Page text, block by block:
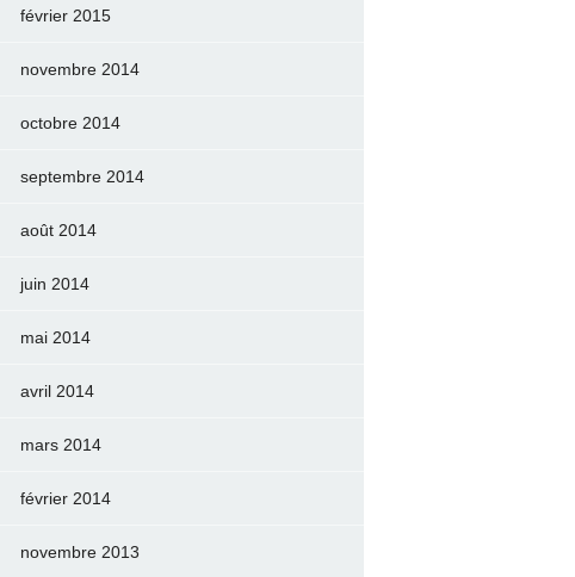
février 2015
novembre 2014
octobre 2014
septembre 2014
août 2014
juin 2014
mai 2014
avril 2014
mars 2014
février 2014
novembre 2013